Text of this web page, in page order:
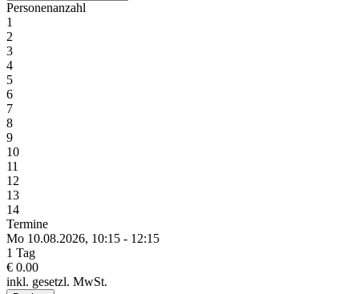
Personenanzahl
1
2
3
4
5
6
7
8
9
10
11
12
13
14
Termine
Mo 10.08.2026, 10:15 - 12:15
1 Tag
€ 0.00
inkl. gesetzl. MwSt.